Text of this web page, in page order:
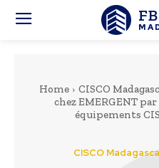
Home CISCO
chez EMERGENT
équipements
CISCO